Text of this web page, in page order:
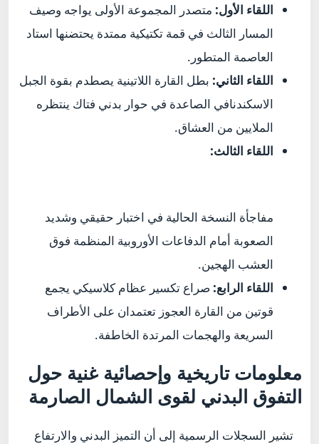
اللقاء الأول: متصدر المجموعة الأولى يواجه وصيف
المسار الثالث في قمة تكتيكية ممتدة يحتضنها استاد
العاصمة المتطور.
اللقاء الثاني: بطل القارة اللاتينية يصطدم بقوة الجبل
الاسكندنافي الصاعدة في حوار بدني فتاك ينتظره
الملايين من العشاق.
اللقاء الثالث:
مفاجأة النسخة الحالية في اختبار حقيقي وشديد
الصعوبة أمام الدفاعات الأوروبية المنظمة فوق
العشب الهجين.
اللقاء الرابع: صراع تكسير عظام كلاسيكي يجمع
قوتين من القارة العجوز تعتمدان على الأطراف
السريعة والهجمات المرتدة الخاطفة.
معلومات تاريخية وإحصائية غنية حول
التفوق البدني لقوى الشمال الصارمة
تشير السجلات الرسمية إلى أن التميز البدني والارتفاع